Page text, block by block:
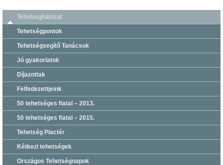
Tehetséghálózat
Tehetségpontok
Tehetségsegítő Tanácsok
Jó gyakorlatok
Díjazottak
Felfedezettjeink
50 tehetséges fiatal – 2013.
50 tehetséges fiatal – 2015.
Tehetség Piactér
Kétkezi tehetségek
Országos Tehetségnapok